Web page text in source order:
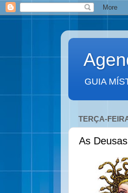
GUIA
TERÇA-
As